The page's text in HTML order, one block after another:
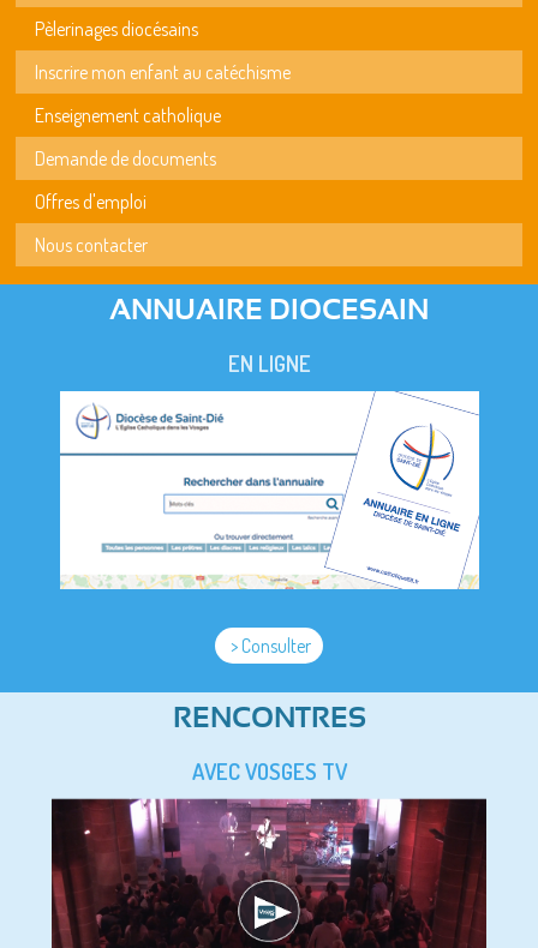
Pèlerinages diocésains
Inscrire mon enfant au catéchisme
Enseignement catholique
Demande de documents
Offres d'emploi
Nous contacter
ANNUAIRE DIOCESAIN
EN LIGNE
> Consulter
RENCONTRES
AVEC VOSGES TV